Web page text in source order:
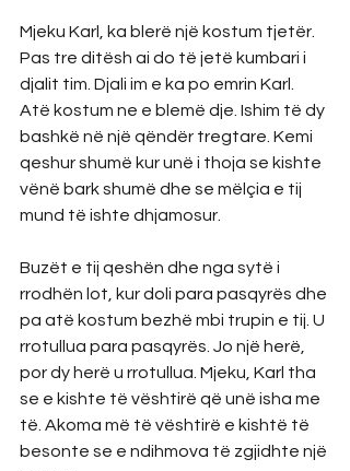
Mjeku Karl, ka blerë një kostum tjetër.
Pas tre ditësh ai do të jetë kumbari i
djalit tim. Djali im e ka po emrin Karl.
Atë kostum ne e blemë dje. Ishim të dy
bashkë në një qëndër tregtare. Kemi
qeshur shumë kur unë i thoja se kishte
vënë bark shumë dhe se mëlçia e tij
mund të ishte dhjamosur.
Buzët e tij qeshën dhe nga sytë i
rrodhën lot, kur doli para pasqyrës dhe
pa atë kostum bezhë mbi trupin e tij. U
rrotullua para pasqyrës. Jo një herë,
por dy herë u rrotullua. Mjeku, Karl tha
se e kishte të vështirë që unë isha me
të. Akoma më të vështirë e kishtë të
besonte se e ndihmova të zgjidhte një